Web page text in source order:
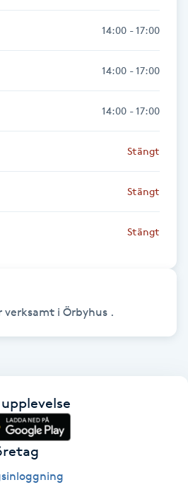
14:00 - 17:00
14:00 - 17:00
14:00 - 17:00
Stängt
Stängt
Stängt
verksamt i Örbyhus .